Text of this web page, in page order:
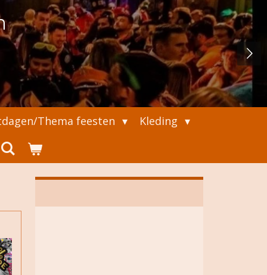
Thema feesten Kleding